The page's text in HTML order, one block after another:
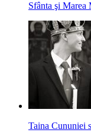
Sfânta şi Marea
Taina Cununiei